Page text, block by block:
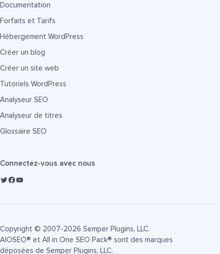
Documentation
Forfaits et Tarifs
Hébergement WordPress
Créer un blog
Créer un site web
Tutoriels WordPress
Analyseur SEO
Analyseur de titres
Glossaire SEO
Connectez-vous avec nous
Copyright © 2007-2026 Semper Plugins, LLC.
AIOSEO® et All in One SEO Pack® sont des marques
déposées de Semper Plugins, LLC.